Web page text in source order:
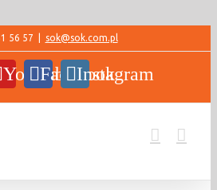
56 57 sok@sok.com.pl
YouTubeFacebookInstagram